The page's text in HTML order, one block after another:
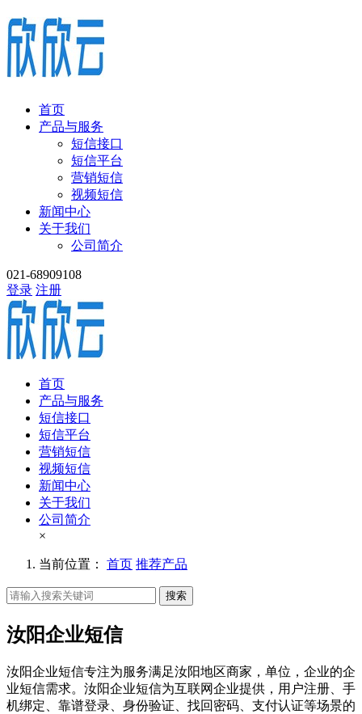
首页
产品与服务
短信接口
短信平台
营销短信
视频短信
新闻中心
关于我们
公司简介
021-68909108
登录 注册
首页
产品与服务
短信接口
短信平台
营销短信
视频短信
新闻中心
关于我们
公司简介
×
当前位置： 首页 推荐产品
搜索
汝阳企业短信
汝阳企业短信专注为服务满足汝阳地区商家，单位，企业的企
业短信需求。汝阳企业短信为互联网企业提供，用户注册、手
机绑定、靠谱登录、身份验证、找回密码、支付认证等场景的